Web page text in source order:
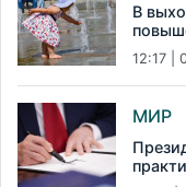
В
12:17 |
МИР